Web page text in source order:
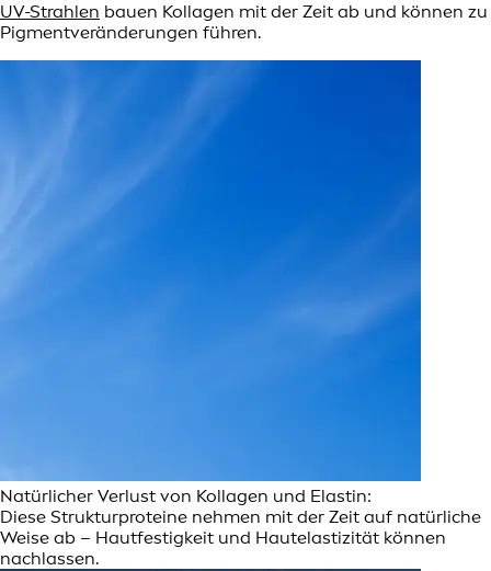
UV-Strahlen bauen Kollagen mit der Zeit ab und können zu
Pigmentveränderungen führen.
Natürlicher Verlust von Kollagen und Elastin:
Diese Strukturproteine nehmen mit der Zeit auf natürliche
Weise ab – Hautfestigkeit und Hautelastizität können
nachlassen.